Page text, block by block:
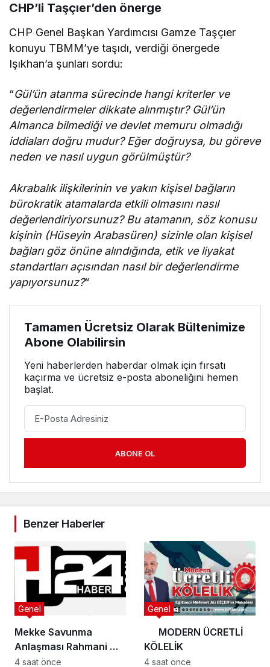
CHP’li Taşçıer’den önerge
CHP Genel Başkan Yardımcısı Gamze Taşçıer
konuyu TBMM’ye taşıdı, verdiği önergede
Işıkhan’a şunları sordu:
“Gül’ün atanma sürecinde hangi kriterler ve
değerlendirmeler dikkate alınmıştır? Gül’ün
Almanca bilmediği ve devlet memuru olmadığı
iddiaları doğru mudur? Eğer doğruysa, bu göreve
neden ve nasıl uygun görülmüştür?
Akrabalık ilişkilerinin ve yakın kişisel bağların
bürokratik atamalarda etkili olmasını nasıl
değerlendiriyorsunuz? Bu atamanın, söz konusu
kişinin (Hüseyin Arabasüren) sizinle olan kişisel
bağları göz önüne alındığında, etik ve liyakat
standartları açısından nasıl bir değerlendirme
yapıyorsunuz?“
Tamamen Ücretsiz Olarak Bültenimize
Abone Olabilirsin
Yeni haberlerden haberdar olmak için fırsatı
kaçırma ve ücretsiz e-posta aboneliğini hemen
başlat.
ABONE OL
Benzer Haberler
Mekke Savunma
Anlaşması Rahmani mi,
Şeytani mi?
Genel
4 saat önce
MODERN ÜCRETLİ
KÖLELİK
Genel
4 saat önce